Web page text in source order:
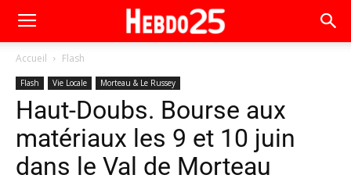
Accueil Flash
Flash Vie Locale Morteau & Le Russey
Haut-Doubs. Bourse aux
matériaux les 9 et 10 juin
dans le Val de Morteau